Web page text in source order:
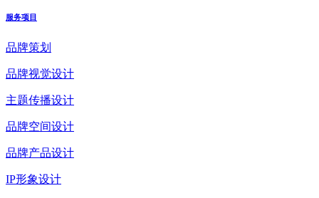
服务项目
品牌策划
品牌视觉设计
主题传播设计
品牌空间设计
品牌产品设计
IP形象设计